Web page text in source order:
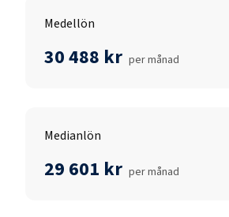
Medellön
30 488 kr per månad
Medianlön
29 601 kr per månad